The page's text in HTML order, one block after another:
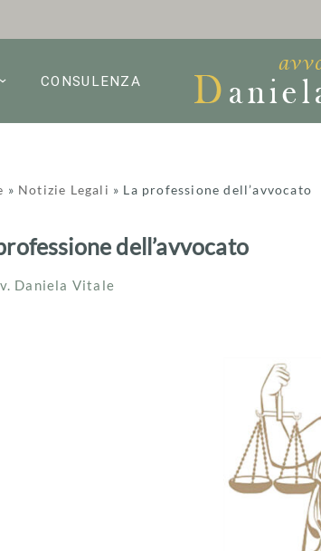
CONSULENZA
» Notizie Legali » La professione dell’avvocato
dell’avvocato
Daniela Vitale